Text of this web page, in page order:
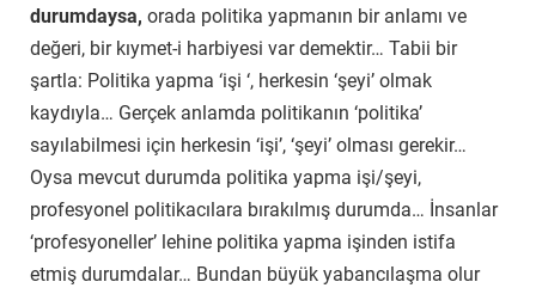
durumdaysa, orada politika yapmanın bir anlamı ve
değeri, bir kıymet-i harbiyesi var demektir… Tabii bir
şartla: Politika yapma ‘işi ‘, herkesin ‘şeyi’ olmak
kaydıyla… Gerçek anlamda politikanın ‘politika’
sayılabilmesi için herkesin ‘işi’, ‘şeyi’ olması gerekir…
Oysa mevcut durumda politika yapma işi/şeyi,
profesyonel politikacılara bırakılmış durumda… İnsanlar
‘profesyoneller’ lehine politika yapma işinden istifa
etmiş durumdalar… Bundan büyük yabancılaşma olur